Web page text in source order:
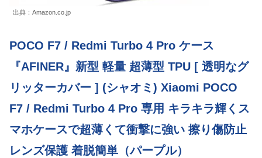
出典：Amazon.co.jp
POCO F7 / Redmi Turbo 4 Pro ケース
『AFINER』新型 軽量 超薄型 TPU [ 透明なグ
リッターカバー ] (シャオミ) Xiaomi POCO
F7 / Redmi Turbo 4 Pro 専用 キラキラ輝くス
マホケースで超薄くて衝撃に強い 擦り傷防止
レンズ保護 着脱簡単（パープル）